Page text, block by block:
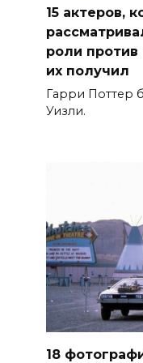
15 актеров,
роли против
их получил
Гарри Поттер
Уизли.
18